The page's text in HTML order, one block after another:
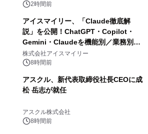
2時間前
アイスマイリー、「Claude徹底解
説」を公開！ChatGPT・Copilot・
Gemini・Claudeを機能別／業務別に
比較―自社に合う生成AIの選び方がわ
かる実践ガイド
株式会社アイスマイリー
8時間前
アスクル、新代表取締役社長CEOに成
松 岳志が就任
アスクル株式会社
8時間前